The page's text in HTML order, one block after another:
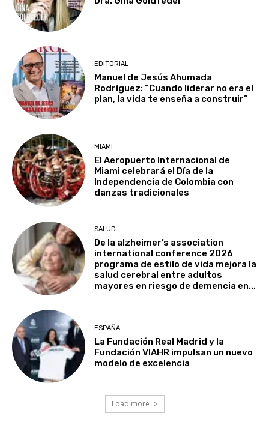
EDITORIAL
Manuel de Jesús Ahumada
Rodríguez: “Cuando liderar no era el
plan, la vida te enseña a construir”
MIAMI
El Aeropuerto Internacional de
Miami celebrará el Día de la
Independencia de Colombia con
danzas tradicionales
SALUD
De la alzheimer’s association
international conference 2026
programa de estilo de vida mejora la
salud cerebral entre adultos
mayores en riesgo de demencia en...
ESPAÑA
La Fundación Real Madrid y la
Fundación VIAHR impulsan un nuevo
modelo de excelencia
Load more